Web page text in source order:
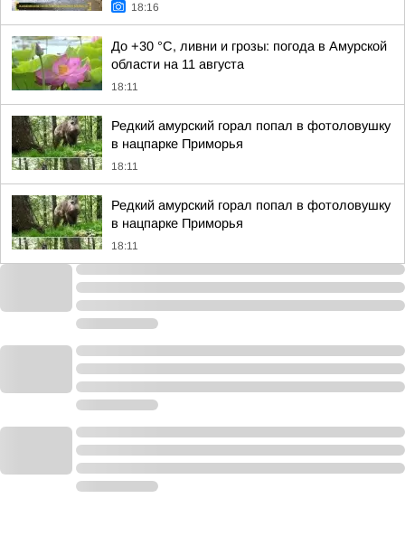
18:16
До +30 °C, ливни и грозы: погода в Амурской
области на 11 августа
18:11
Редкий амурский горал попал в фотоловушку
в нацпарке Приморья
18:11
Редкий амурский горал попал в фотоловушку
в нацпарке Приморья
18:11